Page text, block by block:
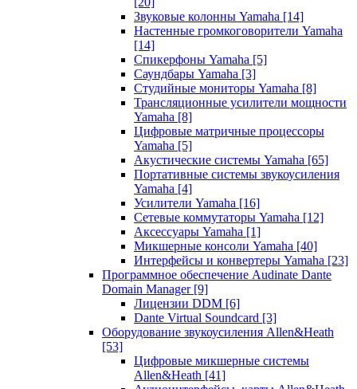
Звуковые колонны Yamaha [14]
Настенные громкоговорители Yamaha
[14]
Спикерфоны Yamaha [5]
Саундбары Yamaha [3]
Студийные мониторы Yamaha [8]
Трансляционные усилители мощности
Yamaha [8]
Цифровые матричные процессоры
Yamaha [5]
Акустические системы Yamaha [65]
Портативные системы звукоусиления
Yamaha [4]
Усилители Yamaha [16]
Сетевые коммутаторы Yamaha [12]
Аксессуары Yamaha [1]
Микшерные консоли Yamaha [40]
Интерфейсы и конвертеры Yamaha [23]
Программное обеспечение Audinate Dante
Domain Manager [9]
Лицензии DDM [6]
Dante Virtual Soundcard [3]
Оборудование звукоусиления Allen&Heath
[53]
Цифровые микшерные системы
Allen&Heath [41]